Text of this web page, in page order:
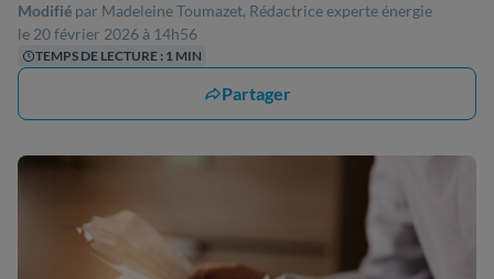
Modifié par Madeleine Toumazet, Rédactrice experte énergie
le 20 février 2026 à 14h56
TEMPS DE LECTURE : 1 MIN
Partager